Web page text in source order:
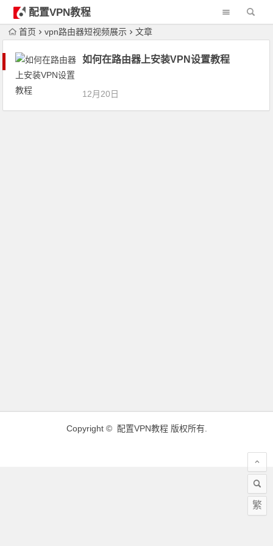
配置VPN教程
首页 vpn路由器短视频展示 文章
如何在路由器上安装VPN设置教程
12月20日
Copyright © 配置VPN教程版权所有.
繁